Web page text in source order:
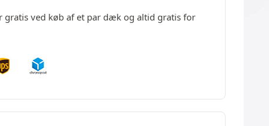
gratis ved køb af et par dæk og altid gratis for